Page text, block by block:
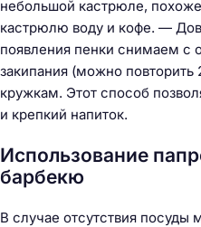
небольшой кастрюле,
кастрюлю воду и кофе. —
появления пенки снимаем с
закипания (можно повторить
кружкам. Этот способ
и крепкий напиток.
Использование
барбекю
В случае отсутствия посуды